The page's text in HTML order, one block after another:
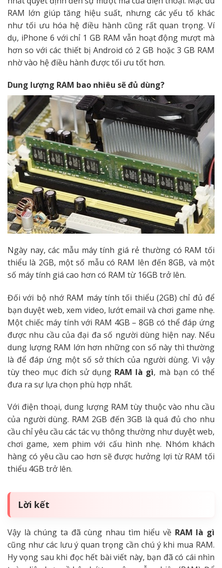
RAM lớn giúp tăng hiệu suất, nhưng các yếu tố khác
như tối ưu hóa hệ điều hành cũng rất quan trọng. Ví
dụ, iPhone 6 với chỉ 1 GB RAM vẫn hoạt động mượt mà
hơn so với các thiết bị Android có 2 GB hoặc 3 GB RAM
nhờ vào hệ điều hành được tối ưu tốt hơn.
Dung lượng RAM bao nhiêu sẽ đủ dùng?
Ngày nay, các mẫu máy tính giá rẻ thường có RAM tối
thiểu là 2GB, một số mẫu có RAM lên đến 8GB, và một
số máy tính giá cao hơn có RAM từ 16GB trở lên.
Đối với bộ nhớ RAM máy tính tối thiểu (2GB) chỉ đủ để
bạn duyệt web, xem video, lướt email và chơi game nhẹ.
Một chiếc máy tính với RAM 4GB – 8GB có thể đáp ứng
được nhu cầu của đại đa số người dùng hiện nay. Nếu
dung lượng RAM lớn hơn những con số này thì thường
là để đáp ứng một số sở thích của người dùng. Vì vậy
tùy theo mục đích sử dụng RAM là gì, mà bạn có thể
đưa ra sự lựa chọn phù hợp nhất.
Với điện thoại, dung lượng RAM tùy thuộc vào nhu cầu
của người dùng. RAM 2GB đến 3GB là quá đủ cho nhu
cầu chỉ yêu cầu các tác vụ thông thường như duyệt web,
chơi game, xem phim với cấu hình nhẹ. Nhóm khách
hàng có yêu cầu cao hơn sẽ được hưởng lợi từ RAM tối
thiểu 4GB trở lên.
Lời kết
Vậy là chúng ta đã cùng nhau tìm hiểu về RAM là gì
cũng như các lưu ý quan trọng cần chú ý khi mua RAM.
Hy vọng sau khi đọc hết bài viết này, bạn đã có cái nhìn